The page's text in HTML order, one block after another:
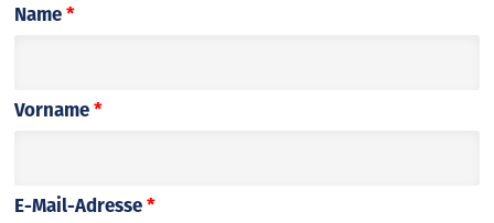
Name*
Vorname*
E-Mail-Adresse*